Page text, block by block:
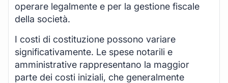
operare legalmente e per la gestione fiscale
della società.
I costi di costituzione possono variare
significativamente. Le spese notarili e
amministrative rappresentano la maggior
parte dei costi iniziali, che generalmente